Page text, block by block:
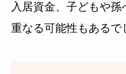
入居資金、子どもや
重なる可能性もあるで